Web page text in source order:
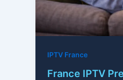
IPTV France
France IPTV